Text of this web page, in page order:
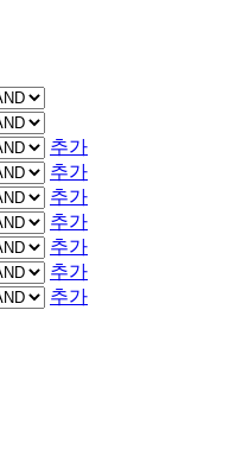
추가
추가
추가
추가
추가
추가
추가